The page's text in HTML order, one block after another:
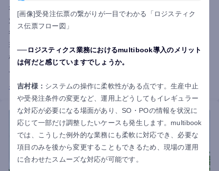
社の原価・生産管理システムを導入。ガバナンス確保、多言語
対応、スモールスタートの要件に適合し採用されました。導入
後は会計・販売・原価管理が統合され、月次決算7営業日を実
現。本社とのデータ共有体制も強化され、短期間でのシステム
構築により業務を効率化。経理・生産体制が安定し、技術向
インタビュー詳細はこちら
[画像]受発注伝票の繋がりが一目でわかる「ロジスティク
ス伝票フロー図」
ロジスティクス業務におけるmultibook導入のメリット
は何だと感じていますでしょうか。
吉村様： システムの操作に柔軟性がある点です。生産中止
や受発注条件の変更など、運用上どうしてもイレギュラー
な対応が必要になる場面があり、SO・POの情報を状況に
応じて一部だけ調整したいケースも発生します。multibook
では、こうした例外的な業務にも柔軟に対応でき、必要な
項目のみを後から変更することもできるため、現場の運用
に合わせたスムーズな対応が可能です。